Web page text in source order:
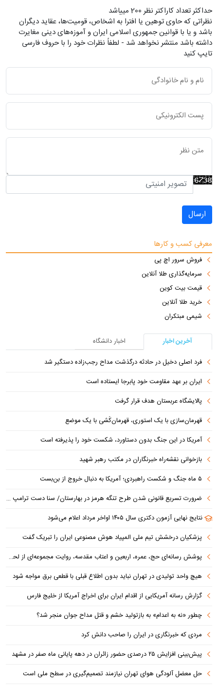
حداکثر تعداد کاراکتر نظر 200 ميياشد
نظراتی که حاوی توهین یا افترا به اشخاص، قومیت‌ها، عقاید دیگران
باشد و یا با قوانین جمهوری اسلامی ایران و آموزه‌های دینی مغایرت
داشته باشد منتشر نخواهد شد - لطفاً نظرات خود را با حروف فارسی
تایپ کنید
ارسال
معرفی کسب و کارها
فروش سرور اچ پی
سرمایه‌گذاری طلا آنلاین
قیمت بیت کوین
خرید طلا آنلاین
شیمی مبتکران
آخرین اخبار
اخبار دانشگاه
فرد اصلی دخیل در حادثه درگذشت مداح رجب‌زاده دستگیر شد
ایران بر عهد مقاومت خود پابرجا ایستاده است
پالایشگاه عربستان هدف قرار گرفت
قهرمان‌سازی با یک استوری، قهرمان‌کُشی با یک موضع
آمریکا در این جنگ بدون دستاورد، شکست خود را پذیرفته است
بازخوانی نقشه‌راه خبرنگاران در مکتب رهبر شهید
۵ ماه جنگ و شکست راهبردی؛ آمریکا به دنبال خروج از بن‌بست
ضرورت تسریع قانونی شدن طرح تنگه هرمز در بهارستان/ سنا دست ترامپ را برای اعمال فشار به ایران بازتر کرد
نتایج نهایی آزمون دکتری سال ۱۴۰۵ اواخر مرداد اعلام می‌شود
پزشکیان درخشش تیم ملی المپیاد هوش مصنوعی ایران را تبریک گفت
پوشش رسانه‌ای حج، عمره، اربعین و اعتاب مقدسه، روایت مجموعه‌ای از لحظه‌هاست
هیچ واحد تولیدی در تهران نباید بدون اطلاع قبلی با قطعی برق مواجه شود
گزارش رسانه آمریکایی از اقدام ایران برای اخراج آمریکا از خلیج فارس
چطور «نه به اعدام» به بازتولید خشم و قتل مداح جوان منجر شد؟
مردی که خبرنگاری در ایران را صاحب دانش کرد
پیش‌بینی افزایش ۲۵ درصدی حضور زائران در دهه پایانی ماه صفر در مشهد
حل معضل آلودگی هوای تهران نیازمند تصمیم‌گیری در سطح ملی است